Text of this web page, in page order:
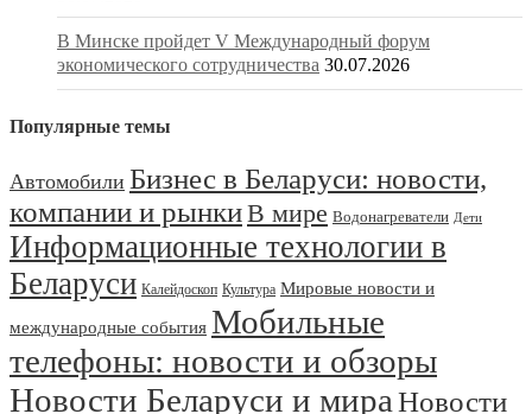
В Минске пройдет V Международный форум
экономического сотрудничества 30.07.2026
Популярные темы
Автомобили Бизнес в Беларуси: новости,
компании и рынкиВ мире Водонагреватели Дети
Информационные технологии в
Беларуси Калейдоскоп Культура Мировые новости и
международные события Мобильные
телефоны: новости и обзоры
Новости Беларуси и мира Новости